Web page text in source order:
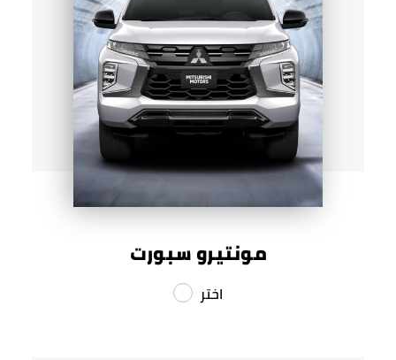
مونتيرو سبورت
اختر